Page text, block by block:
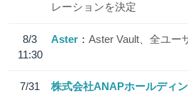
レーションを決定
8/3
11:30
Aster Aster Vault、全ユー
7/31
株式会社ANAPホールディ